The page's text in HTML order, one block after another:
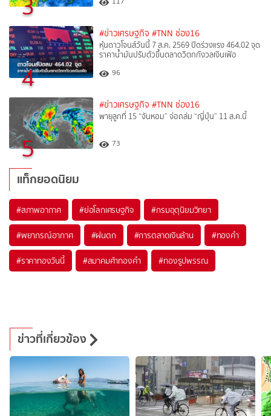
4
#ข่าวเศรษฐกิจ #TNN ช่อง16
หุ้นดาวโจนส์วันนี้ 7 ส.ค. 2569 ปิดร่วงแรง 464.02 จุด
ราคาน้ำมันปรับตัวขึ้นตลาดวิตกกังวลเงินเฟ้อ
96
5
#ข่าวเศรษฐกิจ #TNN ช่อง16
พายุลูกที่ 15 “จันหอม” จ่อถล่ม “ญี่ปุ่น” 11 ส.ค.นี้
73
แท็กยอดนิยม
#สภาพอากาศ #ย่อโลกเศรษฐกิจ #กรมอุตุนิยมวิทยา
#พยากรณ์อากาศ #ฝนตก #การตลาดเงินล้าน #ทองคำ
#ราคาทองวันนี้ #สมาคมค้าทองคำ #ทองรูปพรรณ
ข่าวที่เกี่ยวข้อง